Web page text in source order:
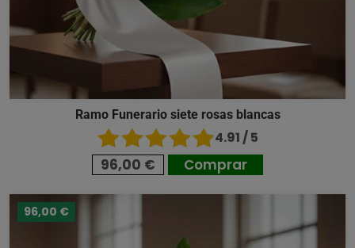
Ramo Funerario siete rosas blancas
4.91 / 5
96,00 € Comprar
96,00 €